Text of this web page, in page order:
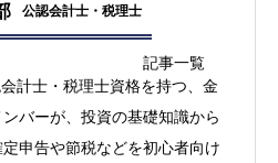
公認会計士・税理士
記事一覧
計士・税理士資格を持つ、金
バーが、投資の基礎知識から
申告や節税などを初心者向け